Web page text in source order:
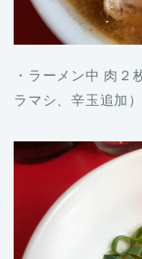
・ラーメン中 肉
ラマシ、辛玉追加）